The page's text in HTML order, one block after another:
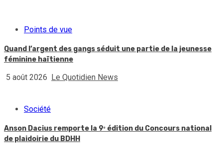
Points de vue
Quand l’argent des gangs séduit une partie de la jeunesse
féminine haïtienne
5 août 2026 Le Quotidien News
Société
Anson Dacius remporte la 9ᵉ édition du Concours national
de plaidoirie du BDHH